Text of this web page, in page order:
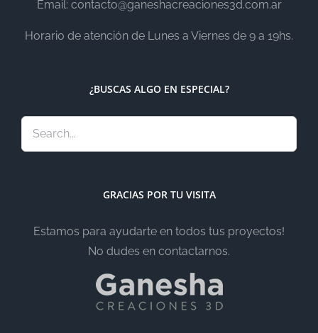
Email: contacto@ganeshacreaciones3d.com.ar
Horario de atención de Lunes a Viernes de 9 a 19hs.
¿BUSCAS ALGO EN ESPECIAL?
GRACIAS POR TU VISITA
Estamos para ayudarte en todos tus proyectos!
No dudes en contactarnos.